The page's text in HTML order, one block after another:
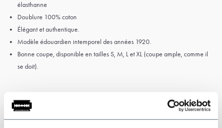
élasthanne
Doublure 100% coton
Élégant et authentique.
Modèle édouardien intemporel des années 1920.
Bonne coupe, disponible en tailles S, M, L et XL (coupe ample, comme il
se doit).